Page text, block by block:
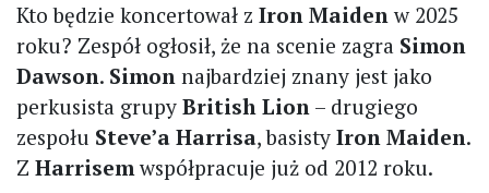
Kto będzie koncertował z Iron Maidenw 2025
roku? Zespół ogłosił, że na scenie zagra Simon
Dawson. Simon najbardziej znany jest jako
perkusista grupy British Lion – drugiego
zespołu Steve’a Harrisa, basisty Iron Maiden.
Z Harrisemwspółpracuje już od 2012 roku.